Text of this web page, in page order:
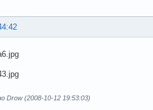
Drow (2008-10-12 19:53:03)